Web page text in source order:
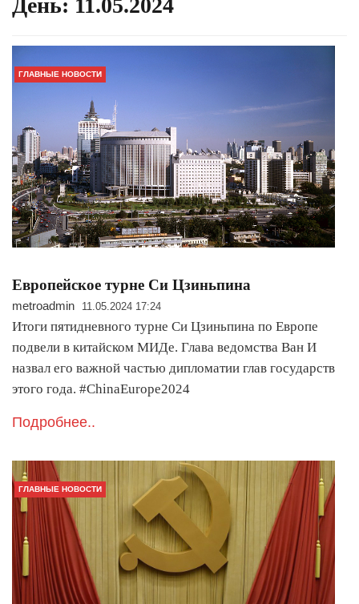
День: 11.05.2024
ГЛАВНЫЕ НОВОСТИ
Европейское турне Си Цзиньпина
metroadmin 11.05.2024 17:24
Итоги пятидневного турне Си Цзиньпина по Европе
подвели в китайском МИДе. Глава ведомства Ван И
назвал его важной частью дипломатии глав государств
этого года. #ChinaEurope2024
Подробнее..
ГЛАВНЫЕ НОВОСТИ